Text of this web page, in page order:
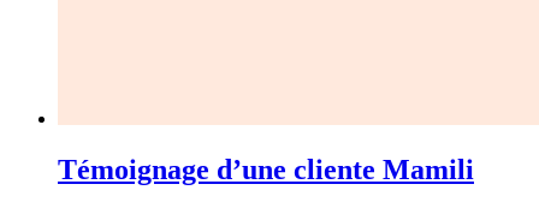
Témoignage d’une cliente Mamili